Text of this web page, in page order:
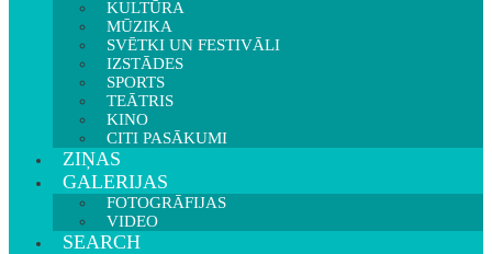
KULTŪRA
MŪZIKA
SVĒTKI UN FESTIVĀLI
IZSTĀDES
SPORTS
TEĀTRIS
KINO
CITI PASĀKUMI
ZIŅAS
GALERIJAS
FOTOGRĀFIJAS
VIDEO
SEARCH